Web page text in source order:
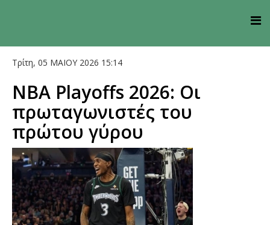
Τρίτη, 05 ΜΑΙΟΥ 2026 15:14
NBA Playoffs 2026: Οι
πρωταγωνιστές του
πρώτου γύρου